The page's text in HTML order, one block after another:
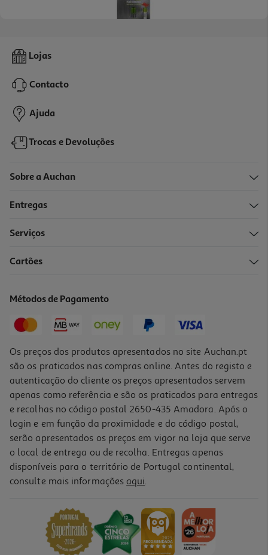
Pack 2 Pilhas Recarregável Hr3 Auchan Premium Aaa 1000mah
4,99 €
Pack 4 Pilhas Recarregável Hr3 Auchan Premium Aaa 1000mah
Lojas
Contacto
Ajuda
Trocas e Devoluções
Sobre a Auchan
Entregas
Serviços
Cartões
Métodos de Pagamento
Os preços dos produtos apresentados no site Auchan.pt
são os praticados nas compras online. Antes do registo e
autenticação do cliente os preços apresentados servem
apenas como referência e são os praticados para entregas
e recolhas no código postal 2650-435 Amadora. Após o
login e em função da proximidade e do código postal,
serão apresentados os preços em vigor na loja que serve
o local de entrega ou de recolha. Entregas apenas
disponíveis para o território de Portugal continental,
consulte mais informações aqui.